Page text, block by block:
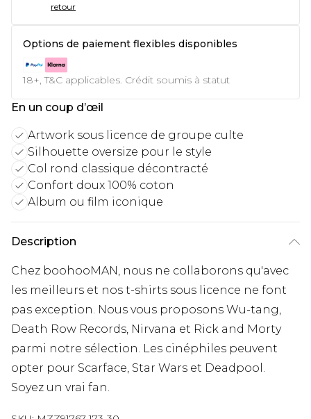
retour
Options de paiement flexibles disponibles
18+, T&C applicables. Crédit soumis à statut
En un coup d’œil
Artwork sous licence de groupe culte
Silhouette oversize pour le style
Col rond classique décontracté
Confort doux 100% coton
Album ou film iconique
Description
Chez boohooMAN, nous ne collaborons qu'avec
les meilleurs et nos t-shirts sous licence ne font
pas exception. Nous vous proposons Wu-tang,
Death Row Records, Nirvana et Rick and Morty
parmi notre sélection. Les cinéphiles peuvent
opter pour Scarface, Star Wars et Deadpool.
Soyez un vrai fan.